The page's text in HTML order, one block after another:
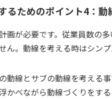
るためのポイント4：動
画が必要です。従業員数の
ん。動線を考える時はシンプ
動線とサブの動線を考える
かべながら動線づくりをす